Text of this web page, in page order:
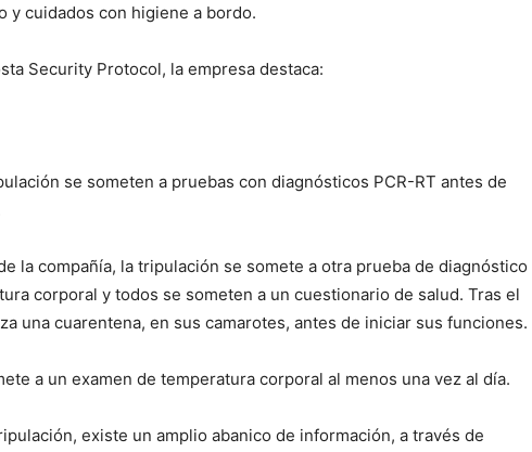
y cuidados con higiene a bordo.
Security Protocol, la empresa destaca:
se someten a pruebas con diagnósticos PCR-RT antes de
la compañía, la tripulación se somete a otra prueba de diagnóstico
corporal y todos se someten a un cuestionario de salud. Tras el
una cuarentena, en sus camarotes, antes de iniciar sus funciones.
a un examen de temperatura corporal al menos una vez al día.
existe un amplio abanico de información, a través de